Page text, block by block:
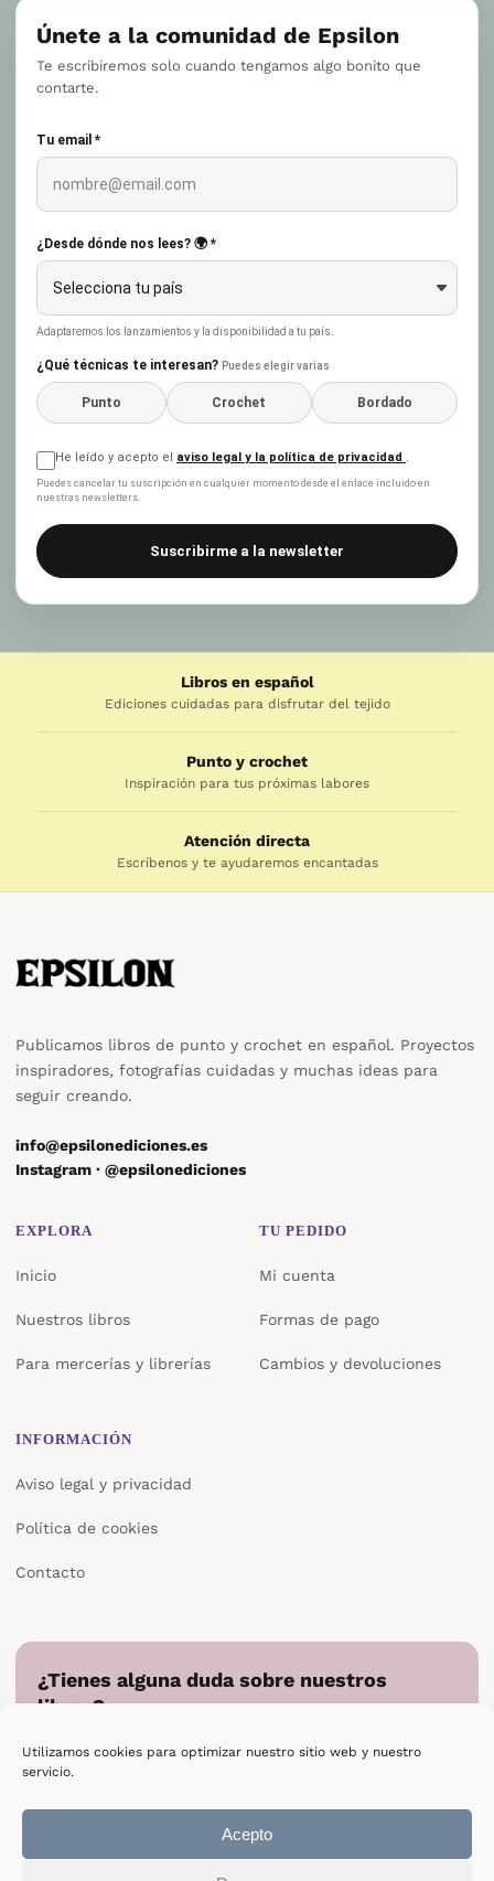
Utilizamos cookies para optimizar nuestro sitio web y nuestro
servicio.
Acepto
Únete a la comunidad de Epsilon
Te escribiremos solo cuando tengamos algo bonito que
contarte.
Tu email *
¿Desde dónde nos lees? 🌍 *
Adaptaremos los lanzamientos y la disponibilidad a tu país.
¿Qué técnicas te interesan? Puedes elegir varias
Punto Crochet Bordado
He leído y acepto el aviso legal y la política de privacidad .
Puedes cancelar tu suscripción en cualquier momento desde el enlace incluido en
nuestras newsletters.
Suscribirme a la newsletter
Libros en español
Ediciones cuidadas para disfrutar del tejido
Punto y crochet
Inspiración para tus próximas labores
Atención directa
Escríbenos y te ayudaremos encantadas
Publicamos libros de punto y crochet en español. Proyectos
inspiradores, fotografías cuidadas y muchas ideas para
seguir creando.
info@epsilonediciones.es
Instagram · @epsilonediciones
EXPLORA
Inicio
Nuestros libros
Para mercerías y librerías
TU PEDIDO
Mi cuenta
Formas de pago
Cambios y devoluciones
INFORMACIÓN
Aviso legal y privacidad
Política de cookies
Contacto
¿Tienes alguna duda sobre nuestros
libros?
directamente.
Escribir a Epsilon